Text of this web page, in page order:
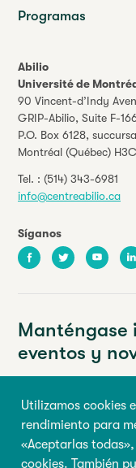
Utilizamos cookies
rendimiento para
«Aceptarlas
cookies. También
Abilio
Université de
90 Vincent-d’Indy
GRIP-Abilio, Suite F-
P.O. Box 6128,
Montréal (Québec)
Tel. : (514) 343-6981
info@centreabilio.ca
Síganos
FacebookTwitter Youtube
Programas
Manténgase
eventos y
Nombre de pila